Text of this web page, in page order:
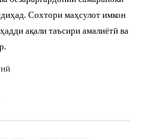
Сохтори маҳсулот имкон
ақали таъсири амалиётӣ ва